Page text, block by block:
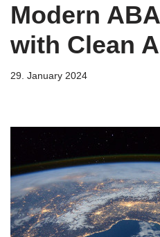
Modern
with Clean
29. January 2024